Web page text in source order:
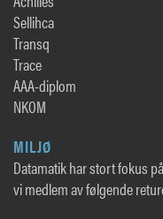
Sellihca
Transq
Trace
AAA-diplom
NKOM
MILJØ
Datamatik har stort fokus
vi medlem av følgende